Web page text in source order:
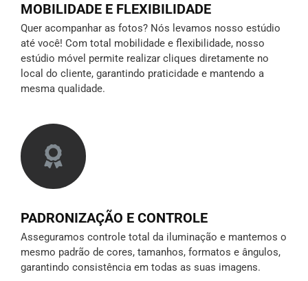
MOBILIDADE E FLEXIBILIDADE
Quer acompanhar as fotos? Nós levamos nosso estúdio
até você! Com total mobilidade e flexibilidade, nosso
estúdio móvel permite realizar cliques diretamente no
local do cliente, garantindo praticidade e mantendo a
mesma qualidade.
PADRONIZAÇÃO E CONTROLE
Asseguramos controle total da iluminação e mantemos o
mesmo padrão de cores, tamanhos, formatos e ângulos,
garantindo consistência em todas as suas imagens.